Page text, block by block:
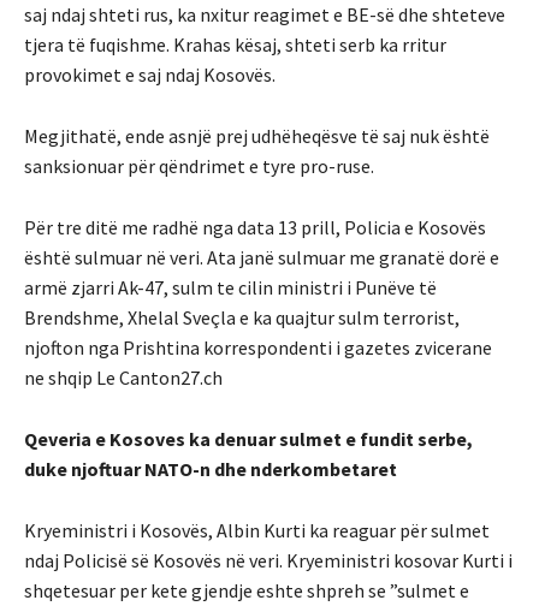
saj ndaj shteti rus, ka nxitur reagimet e BE-së dhe shteteve
tjera të fuqishme. Krahas kësaj, shteti serb ka rritur
provokimet e saj ndaj Kosovës.
Megjithatë, ende asnjë prej udhëheqësve të saj nuk është
sanksionuar për qëndrimet e tyre pro-ruse.
Për tre ditë me radhë nga data 13 prill, Policia e Kosovës
është sulmuar në veri. Ata janë sulmuar me granatë dorë e
armë zjarri Ak-47, sulm te cilin ministri i Punëve të
Brendshme, Xhelal Sveçla e ka quajtur sulm terrorist,
njofton nga Prishtina korrespondenti i gazetes zvicerane
ne shqip Le Canton27.ch
Qeveria e Kosoves ka denuar sulmet e fundit serbe,
duke njoftuar NATO-n dhe nderkombetaret
Kryeministri i Kosovës, Albin Kurti ka reaguar për sulmet
ndaj Policisë së Kosovës në veri. Kryeministri kosovar Kurti i
shqetesuar per kete gjendje eshte shpreh se ”sulmet e